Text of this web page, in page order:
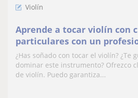
Violín
Aprende a tocar violín con
particulares con un
¿Has soñado con tocar el violín? ¿Te
dominar este instrumento? Ofrezco
de violín. Puedo garantiza...